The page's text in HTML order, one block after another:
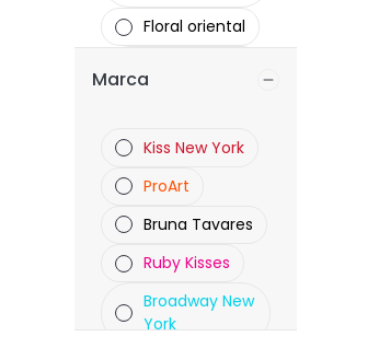
Floral oriental
adocicada
Marca
Kiss New York
ProArt
Bruna Tavares
Ruby Kisses
Broadway New
York